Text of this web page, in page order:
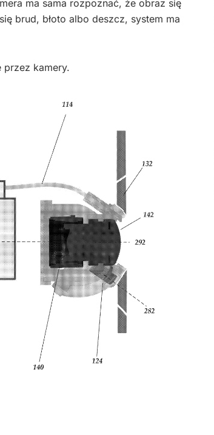
ma sama rozpoznać, że obraz się
brud, błoto albo deszcz, system ma
przez kamery.